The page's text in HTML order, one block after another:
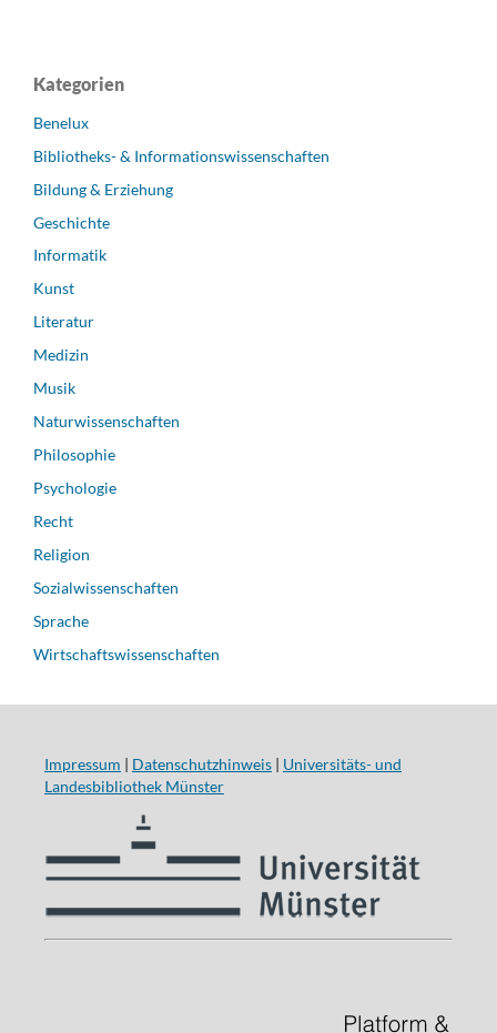
Kategorien
Benelux
Bibliotheks- & Informationswissenschaften
Bildung & Erziehung
Geschichte
Informatik
Kunst
Literatur
Medizin
Musik
Naturwissenschaften
Philosophie
Psychologie
Recht
Religion
Sozialwissenschaften
Sprache
Wirtschaftswissenschaften
Impressum | Datenschutzhinweis| Universitäts- und
Landesbibliothek Münster